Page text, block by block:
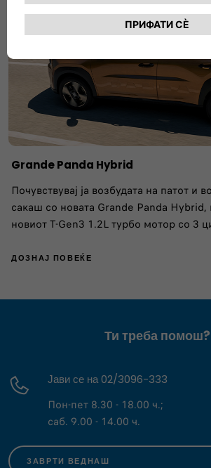
Grande Panda Hybrid
Почувствувај ја возбудата на патот и
сакаш со новата Grande Panda
новиот T-Gen3 1.2L турбо мотор со 3
ДОЗНАЈ ПОВЕЌЕ
Ти треба помош?
Јави се на 02/3096-333
Пон-пет 8.30 - 18.00 ч.;
саб. 9.00 - 14.00 ч.
ЗАВРТИ ВЕДНАШ